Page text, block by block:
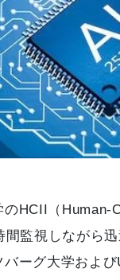
のHCII（
間監視しながら
ーグ大学およ